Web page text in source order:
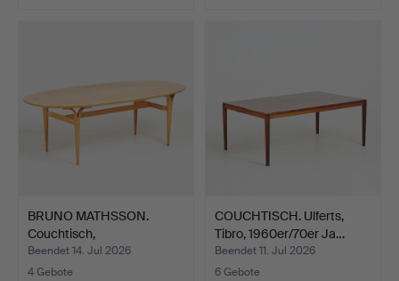
BRUNO MATHSSON.
Couchtisch,
Birke/Birkenma…
Beendet 14. Jul 2026
4 Gebote
COUCHTISCH. Ulferts,
Tibro, 1960er/70er Ja…
Beendet 11. Jul 2026
6 Gebote